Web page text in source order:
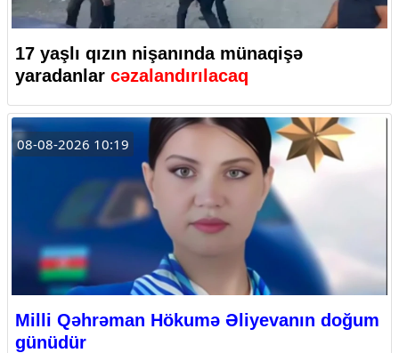
17 yaşlı qızın nişanında münaqişə
yaradanlar cəzalandırılacaq
08-08-2026 10:19
Milli Qəhrəman Hökumə Əliyevanın doğum
günüdür